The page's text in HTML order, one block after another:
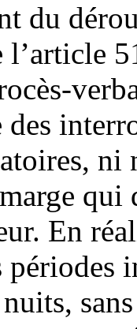
du
des
ni
En
périodes